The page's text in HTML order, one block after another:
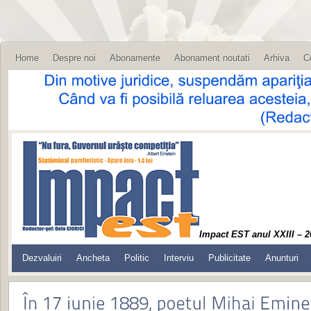
Home Despre noi Abonamente Abonament noutati Arhiva
Impact EST anul XXIII –
Dezvaluiri Ancheta Politic Interviu Publicitate Anunturi